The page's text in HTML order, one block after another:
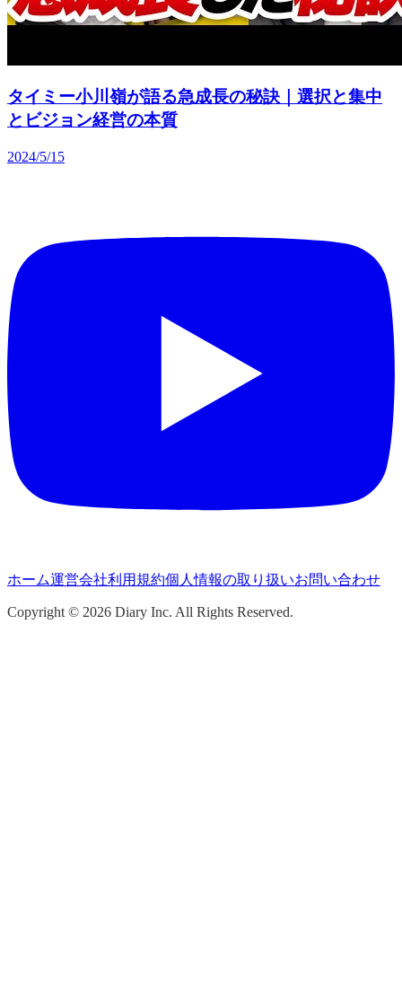
タイミー小川嶺が語る急成長の秘訣｜選択と集中
とビジョン経営の本質
2024/5/15
ホーム運営会社利用規約個人情報の取り扱いお問い合わせ
Copyright © 2026 Diary Inc. All Rights Reserved.